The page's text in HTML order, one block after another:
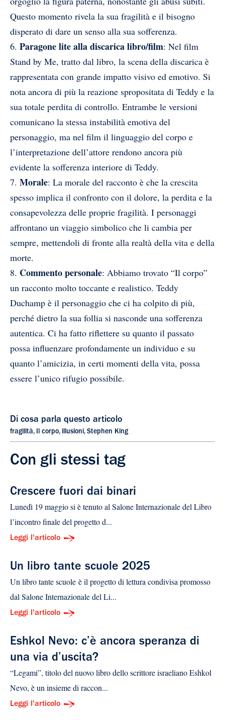
Questo momento rivela la sua fragilità e il bisogno
disperato di dare un senso alla sua sofferenza.
6. Paragone lite alla discarica libro/film: Nel film
Stand by Me, tratto dal libro, la scena della discarica è
rappresentata con grande impatto visivo ed emotivo. Si
nota ancora di più la reazione spropositata di Teddy e la
sua totale perdita di controllo. Entrambe le versioni
comunicano la stessa instabilità emotiva del
personaggio, ma nel film il linguaggio del corpo e
l’interpretazione dell’attore rendono ancora più
evidente la sofferenza interiore di Teddy.
7. Morale: La morale del racconto è che la crescita
spesso implica il confronto con il dolore, la perdita e la
consapevolezza delle proprie fragilità. I personaggi
affrontano un viaggio simbolico che li cambia per
sempre, mettendoli di fronte alla realtà della vita e della
morte.
8. Commento personale: Abbiamo trovato “Il corpo”
un racconto molto toccante e realistico. Teddy
Duchamp è il personaggio che ci ha colpito di più,
perché dietro la sua follia si nasconde una sofferenza
autentica. Ci ha fatto riflettere su quanto il passato
possa influenzare profondamente un individuo e su
quanto l’amicizia, in certi momenti della vita, possa
essere l’unico rifugio possibile.
Di cosa parla questo articolo
fragilità, Il corpo, illusioni, Stephen King
Con gli stessi tag
Crescere fuori dai binari
Lunedì 19 maggio si è tenuto al Salone Internazionale del Libro
l’incontro finale del progetto d...
Leggi l'articolo
Un libro tante scuole 2025
Un libro tante scuole è il progetto di lettura condivisa promosso
dal Salone Internazionale del Li...
Leggi l'articolo
Eshkol Nevo: c’è ancora speranza di
una via d’uscita?
“Legami”, titolo del nuovo libro dello scrittore israeliano Eshkol
Nevo, è un insieme di raccon...
Leggi l'articolo